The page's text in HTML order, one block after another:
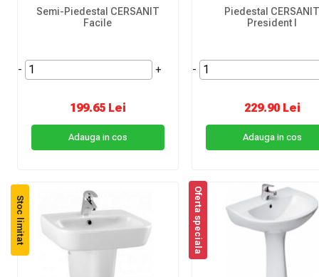
Semi-Piedestal CERSANIT
Facile
- +
199.65 Lei
Adauga in cos
Piedestal
President I
-
229.90 Lei
Adauga in cos
Stoc limitat Oferta speciala